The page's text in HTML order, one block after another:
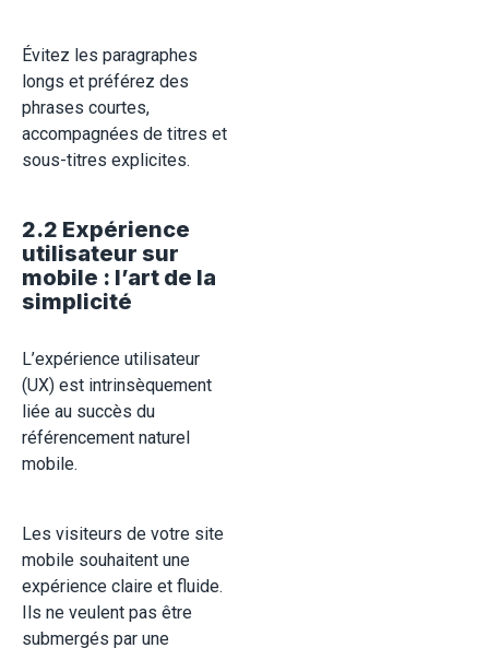
Évitez les paragraphes
longs et préférez des
phrases courtes,
accompagnées de titres et
sous-titres explicites.
2.2 Expérience
utilisateur sur
mobile : l’art de la
simplicité
L’expérience utilisateur
(UX) est intrinsèquement
liée au succès du
référencement naturel
mobile.
Les visiteurs de votre site
mobile souhaitent une
expérience claire et fluide.
Ils ne veulent pas être
submergés par une